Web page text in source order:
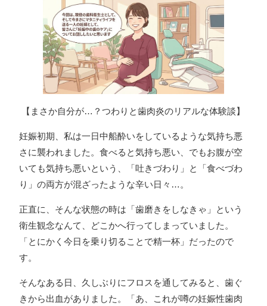
【まさか自分が…？つわりと歯肉炎のリアルな体験談】
妊娠初期、私は一日中船酔いをしているような気持ち悪
さに襲われました。食べると気持ち悪い、でもお腹が空
いても気持ち悪いという、「吐きづわり」と「食べづわ
り」の両方が混ざったような辛い日々…。
正直に、そんな状態の時は「歯磨きをしなきゃ」という
衛生観念なんて、どこかへ行ってしまっていました。
「とにかく今日を乗り切ることで精一杯」だったので
す。
そんなある日、久しぶりにフロスを通してみると、歯ぐ
きから出血がありました。「あ、これが噂の妊娠性歯肉